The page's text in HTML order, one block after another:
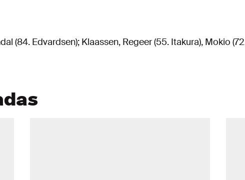
(84. Edvardsen); Klaassen, Regeer (55. Itakura), Mokio